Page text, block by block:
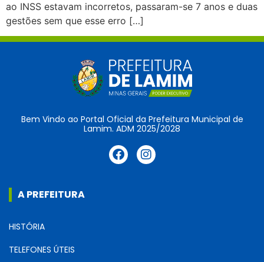
ao INSS estavam incorretos, passaram-se 7 anos e duas
gestões sem que esse erro […]
Bem Vindo ao Portal Oficial da Prefeitura Municipal de
Lamim. ADM 2025/2028
A PREFEITURA
HISTÓRIA
TELEFONES ÚTEIS